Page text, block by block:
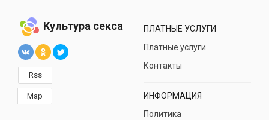
Культура секса
Rss
Map
ПЛАТНЫЕ УСЛУГИ
Платные услуги
Контакты
ИНФОРМАЦИЯ
Политика